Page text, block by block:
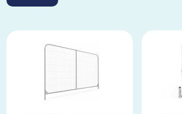
eller en annan tillfällig avspärrning är rätt
vägavstängningsprodukter som passar både
offentliga behov. Beställ direkt i vår webbshop